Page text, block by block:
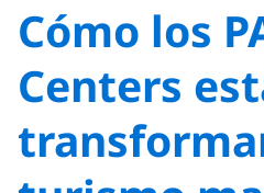
Cómo los
Centers